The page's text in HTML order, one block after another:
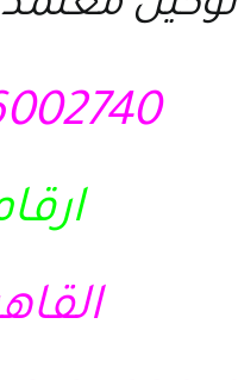
– 33044844
القاهرة: